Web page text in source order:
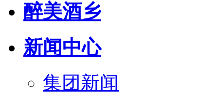
醉美酒乡
新闻中心
集团新闻